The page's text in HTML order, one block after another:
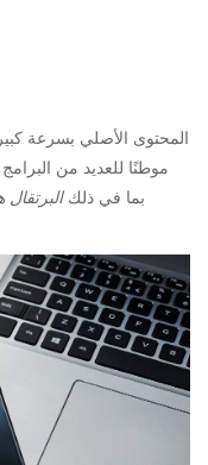
بما في ذلكالبرتقال